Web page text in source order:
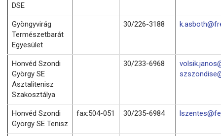
DSE
Gyöngyvirág
Természetbarát
Egyesület
30/226-3188
Honvéd Szondi
György SE
Asztalitenisz
Szakosztálya
30/233-6968
Honvéd Szondi
György SE Tenisz
fax:504-051 30/235-6984